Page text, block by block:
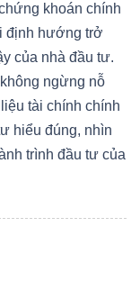
khoán chính
định hướng trở
của nhà đầu tư.
ngừng nỗ
tài chính chính
hiểu đúng, nhìn
trình đầu tư của